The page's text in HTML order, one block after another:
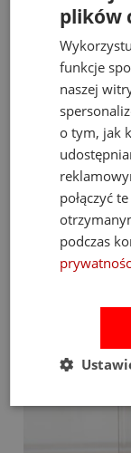
Bestsellery
plików
funkcje
naszej
o tym, jak
połączyć
podczas